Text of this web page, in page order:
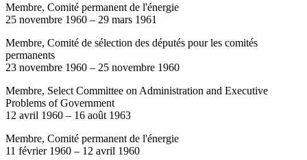
Membre, Comité permanent de l'énergie
25 novembre 1960 – 29 mars 1961
Membre, Comité de sélection des députés pour les comités
permanents
23 novembre 1960 – 25 novembre 1960
Membre, Select Committee on Administration and Executive
Problems of Government
12 avril 1960 – 16 août 1963
Membre, Comité permanent de l'énergie
11 février 1960 – 12 avril 1960